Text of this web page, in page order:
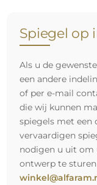
Gratis
U hoeft zich geen
zorgen ervoor dat
aankomt, en dat
ons eigen
kunnen wij u
aankomt, zonder
spiegel met grote
een snelle levering.
Bekijk hoe wij